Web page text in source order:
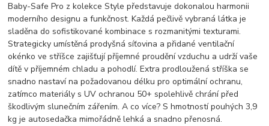
Baby-Safe Pro z kolekce Style představuje dokonalou harmonii
moderního designu a funkčnost. Každá pečlivě vybraná látka je
sladěna do sofistikované kombinace s rozmanitými texturami.
Strategicky umístěná prodyšná síťovina a přidané ventilační
okénko ve stříšce zajišťují příjemné proudění vzduchu a udrží vaše
dítě v příjemném chladu a pohodlí. Extra prodloužená stříška se
snadno nastaví na požadovanou délku pro optimální ochranu,
zatímco materiály s UV ochranou 50+ spolehlivě chrání před
škodlivým slunečním zářením. A co více? S hmotností pouhých 3,9
kg je autosedačka mimořádně lehká a snadno přenosná.